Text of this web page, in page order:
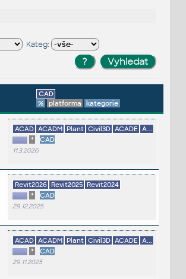
Kateg:
CAD
%
platforma kategorie
ACAD ACADM Plant Civil3D ACADE A...
*
CAD
11.3.2026
Revit2026 Revit2025 Revit2024
*
CAD
29.12.2025
ACAD ACADM Plant Civil3D ACADE A...
*
CAD
29.11.2025